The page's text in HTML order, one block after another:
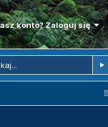
konto? Zaloguj się